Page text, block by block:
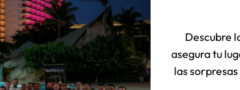
Descubre
asegura tu
las